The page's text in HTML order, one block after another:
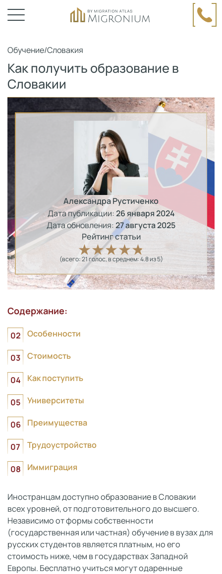
Обучение/Словакия
Как получить образование в
Словакии
Александра Рустиченко
Дата публикации:26 января 2024
Дата обновления:27 августа 2025
Рейтинг статьи
(всего:21голос, в среднем:4.8из 5)
Содержание:
Особенности
Стоимость
Как поступить
Университеты
Преимущества
Трудоустройство
Иммиграция
Иностранцам доступно образование в Словакии
всех уровней, от подготовительного до высшего.
Независимо от формы собственности
(государственная или частная) обучение в вузах для
русских студентов является платным, но его
стоимость ниже, чем в государствах Западной
Европы. Бесплатно учиться могут одаренные